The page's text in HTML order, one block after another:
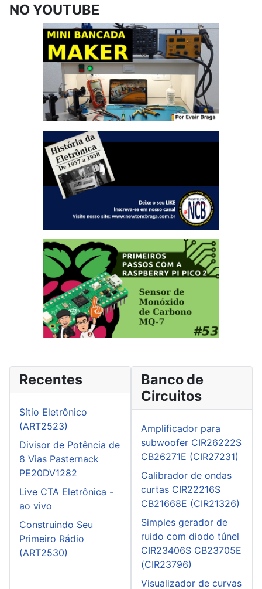
NO YOUTUBE
Recentes
Sítio Eletrônico
(ART2523)
Divisor de Potência de
8 Vias Pasternack
PE20DV1282
Live CTA Eletrônica -
ao vivo
Construindo Seu
Primeiro Rádio
(ART2530)
Banco de
Circuitos
Amplificador para
subwoofer CIR26222S
CB26271E (CIR27231)
Calibrador de ondas
curtas CIR22216S
CB21668E (CIR21326)
Simples gerador de
ruido com diodo túnel
CIR23406S CB23705E
(CIR23796)
Visualizador de curvas